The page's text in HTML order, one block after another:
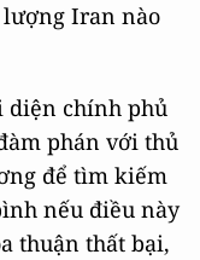
Iran nào
diện chính phủ
phán với thủ
để tìm kiếm
nếu điều này
thuận thất bại,